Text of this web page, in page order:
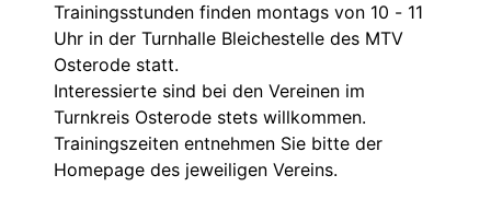
Trainingsstunden finden montags von 10 - 11
Uhr in der Turnhalle Bleichestelle des MTV
Osterode statt.
Interessierte sind bei den Vereinen im
Turnkreis Osterode stets willkommen.
Trainingszeiten entnehmen Sie bitte der
Homepage des jeweiligen Vereins.